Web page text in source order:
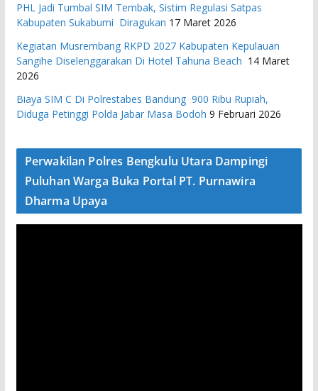
PHL Jadi Tumbal SIM Tembak, Sistim Regulasi Satpas
Kabupaten Sukabumi Diragukan 17 Maret 2026
Kegiatan Musrembang RKPD 2027 ​Kabupaten Kepulauan
Sangihe Diselenggarakan Di Hotel Tahuna Beach 14 Maret
2026
Biaya SIM C Di Polrestabes Bandung 900 Ribu Rupiah,
Diduga Petinggi Polda Jabar Masa Bodoh 9 Februari 2026
Perwakilan Polres Bengkulu Utara Dampingi
Puluhan Warga Buka Portal PT. Purnawira
Dharma Upaya